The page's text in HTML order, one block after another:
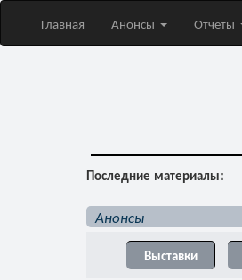
Главная Анонсы Отчёты
Последние материалы:
Анонсы
Выставки